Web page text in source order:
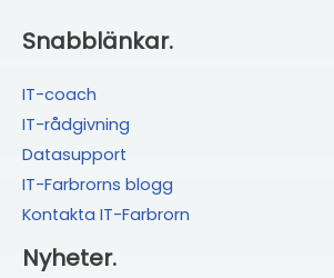
Snabblänkar.
IT-coach
IT-rådgivning
Datasupport
IT-Farbrorns blogg
Kontakta IT-Farbrorn
Nyheter.